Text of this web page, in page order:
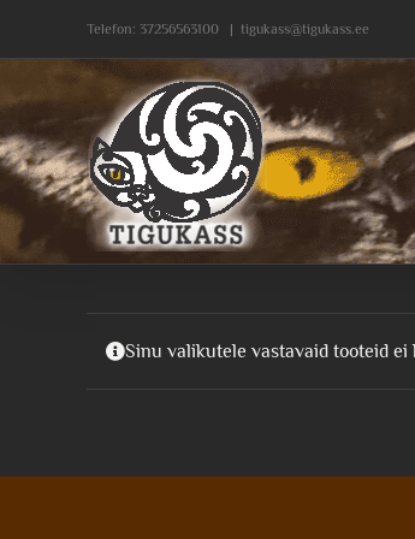
Telefon: 37256563100 | tigukass@tigukass.ee
Sinu valikutele vastavaid tooteid ei